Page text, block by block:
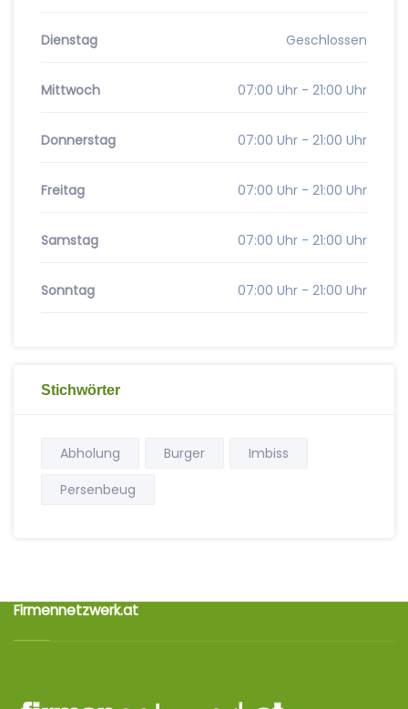
Dienstag Geschlossen
Mittwoch 07:00 Uhr - 21:00 Uhr
Donnerstag 07:00 Uhr - 21:00 Uhr
Freitag 07:00 Uhr - 21:00 Uhr
Samstag 07:00 Uhr - 21:00 Uhr
Sonntag 07:00 Uhr - 21:00 Uhr
Stichwörter
Abholung Burger
Imbiss
Persenbeug
Firmennetzwerk.at